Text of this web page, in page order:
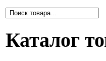
Каталог